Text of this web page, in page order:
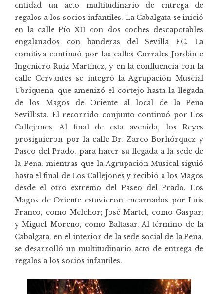
entidad un acto multitudinario de entrega de
regalos a los socios infantiles. La Cabalgata se inició
en la calle Pío XII con dos coches descapotables
engalanados con banderas del Sevilla FC. La
comitiva continuó por las calles Corrales Jordán e
Ingeniero Ruiz Martínez, y en la confluencia con la
calle Cervantes se integró la Agrupación Muscial
Ubriqueña, que amenizó el cortejo hasta la llegada
de los Magos de Oriente al local de la Peña
Sevillista. El recorrido conjunto continuó por Los
Callejones. Al final de esta avenida, los Reyes
prosiguieron por la calle Dr. Zarco Borhórquez y
Paseo del Prado, para hacer su llegada a la sede de
la Peña, mientras que la Agrupación Musical siguió
hasta el final de Los Callejones y recibió a los Magos
desde el otro extremo del Paseo del Prado. Los
Magos de Oriente estuvieron encarnados por Luis
Franco, como Melchor; José Martel, como Gaspar;
y Miguel Moreno, como Baltasar. Al término de la
Cabalgata, en el interior de la sede social de la Peña,
se desarrolló un multitudinario acto de entrega de
regalos a los socios infantiles.